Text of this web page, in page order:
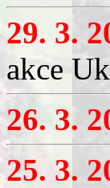
29. 3.
akce
26. 3.
25. 3.